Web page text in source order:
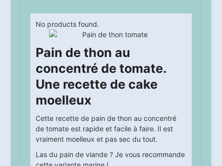
No products found.
Pain de thon au
concentré de tomate.
Une recette de cake
moelleux
Cette recette de pain de thon au concentré
de tomate est rapide et facile à faire. Il est
vraiment moelleux et pas sec du tout.
Las du pain de viande ? Je vous recommande